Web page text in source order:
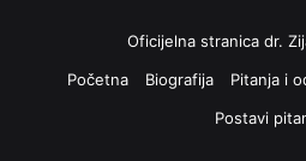
Oficijelna stranica dr.
Početna
Biografija Pitanja i
Postavi